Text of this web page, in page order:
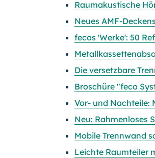
Raumakustische
Neues AMF-
fecos 'Werke': 50
Die versetzbare
Broschüre "feco
Vor- und Nachteile:
Neu: Rahmenloses
Mobile Trennwand
Leichte Raumteiler